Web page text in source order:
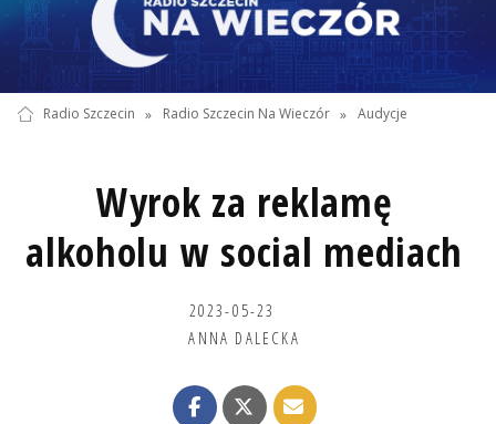
Radio Szczecin » Radio Szczecin Na Wieczór » Audycje
Wyrok za reklamę
alkoholu w social mediach
2023-05-23
ANNA DALECKA